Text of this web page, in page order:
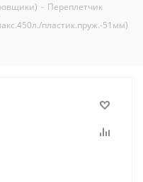
- Переплетчик
пластик.пруж.-51мм)